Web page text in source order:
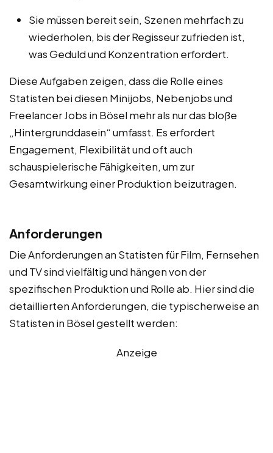
Sie müssen bereit sein, Szenen mehrfach zu
wiederholen, bis der Regisseur zufrieden ist,
was Geduld und Konzentration erfordert.
Diese Aufgaben zeigen, dass die Rolle eines
Statisten bei diesen Minijobs, Nebenjobs und
Freelancer Jobs in Bösel mehr als nur das bloße
„Hintergrunddasein“ umfasst. Es erfordert
Engagement, Flexibilität und oft auch
schauspielerische Fähigkeiten, um zur
Gesamtwirkung einer Produktion beizutragen.
Anforderungen
Die Anforderungen an Statisten für Film, Fernsehen
und TV sind vielfältig und hängen von der
spezifischen Produktion und Rolle ab. Hier sind die
detaillierten Anforderungen, die typischerweise an
Statisten in Bösel gestellt werden:
Anzeige